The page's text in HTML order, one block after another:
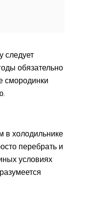
следует
обязательно
смородинки
в холодильнике
перебрать и
условиях